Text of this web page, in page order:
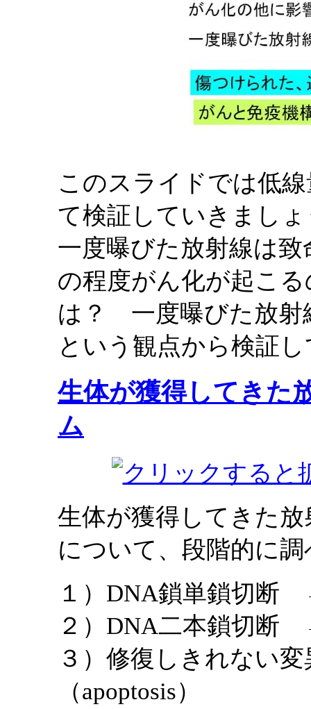
このスライドでは低
て検証していきまし
一度曝びた放射線は
の程度がん化が起こ
は？ 一度曝びた放射
という観点から検証
生体が獲得してきた
ム
生体が獲得してきた
について、段階的に
１）DNA鎖単鎖切
２）DNA二本鎖切
３）修復しきれな
（apoptosis）